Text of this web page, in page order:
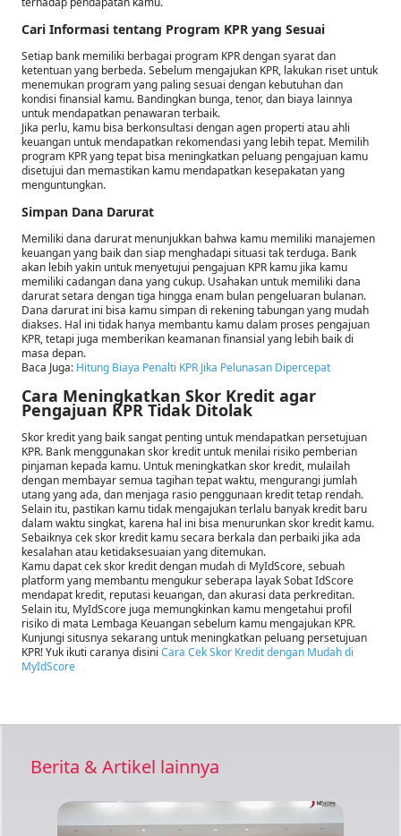
Cari Informasi tentang Program KPR yang Sesuai
Setiap bank memiliki berbagai program KPR dengan syarat dan
ketentuan yang berbeda. Sebelum mengajukan KPR, lakukan riset untuk
menemukan program yang paling sesuai dengan kebutuhan dan
kondisi finansial kamu. Bandingkan bunga, tenor, dan biaya lainnya
untuk mendapatkan penawaran terbaik.
Jika perlu, kamu bisa berkonsultasi dengan agen properti atau ahli
keuangan untuk mendapatkan rekomendasi yang lebih tepat. Memilih
program KPR yang tepat bisa meningkatkan peluang pengajuan kamu
disetujui dan memastikan kamu mendapatkan kesepakatan yang
menguntungkan.
Simpan Dana Darurat
Memiliki dana darurat menunjukkan bahwa kamu memiliki manajemen
keuangan yang baik dan siap menghadapi situasi tak terduga. Bank
akan lebih yakin untuk menyetujui pengajuan KPR kamu jika kamu
memiliki cadangan dana yang cukup. Usahakan untuk memiliki dana
darurat setara dengan tiga hingga enam bulan pengeluaran bulanan.
Dana darurat ini bisa kamu simpan di rekening tabungan yang mudah
diakses. Hal ini tidak hanya membantu kamu dalam proses pengajuan
KPR, tetapi juga memberikan keamanan finansial yang lebih baik di
masa depan.
Baca Juga: Hitung Biaya Penalti KPR Jika Pelunasan Dipercepat
Cara Meningkatkan Skor Kredit agar
Pengajuan KPR Tidak Ditolak
Skor kredit yang baik sangat penting untuk mendapatkan persetujuan
KPR. Bank menggunakan skor kredit untuk menilai risiko pemberian
pinjaman kepada kamu. Untuk meningkatkan skor kredit, mulailah
dengan membayar semua tagihan tepat waktu, mengurangi jumlah
utang yang ada, dan menjaga rasio penggunaan kredit tetap rendah.
Selain itu, pastikan kamu tidak mengajukan terlalu banyak kredit baru
dalam waktu singkat, karena hal ini bisa menurunkan skor kredit kamu.
Sebaiknya cek skor kredit kamu secara berkala dan perbaiki jika ada
kesalahan atau ketidaksesuaian yang ditemukan.
Kamu dapat cek skor kredit dengan mudah di MyIdScore, sebuah
platform yang membantu mengukur seberapa layak Sobat IdScore
mendapat kredit, reputasi keuangan, dan akurasi data perkreditan.
Selain itu, MyIdScore juga memungkinkan kamu mengetahui profil
risiko di mata Lembaga Keuangan sebelum kamu mengajukan KPR.
Kunjungi situsnya sekarang untuk meningkatkan peluang persetujuan
KPR! Yuk ikuti caranya disini Cara Cek Skor Kredit dengan Mudah di
MyIdScore
Berita & Artikel lainnya